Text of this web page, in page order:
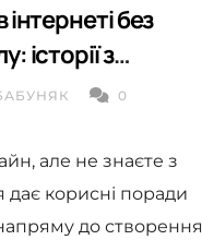
без
історії з
0
але не знаєте з
дає корисні поради
до створення